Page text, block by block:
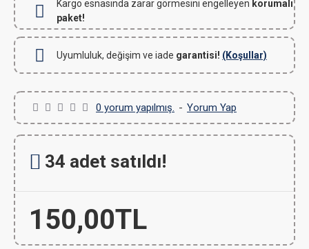
Kargo esnasında zarar görmesini engelleyen korumalı
paket!
Uyumluluk, değişim ve iade garantisi! (Koşullar)
0 yorum yapılmış. - Yorum Yap
150,00TL
34 adet satıldı!